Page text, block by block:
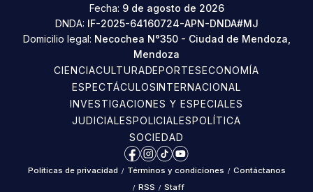
Fecha: 9 de agosto de 2026
DNDA: IF-2025-64160724-APN-DNDA#MJ
Domicilio legal: Necochea N°350 - Ciudad de Mendoza,
Mendoza
CIENCIACULTURADEPORTESECONOMÍA
ESPECTÁCULOSINTERNACIONAL
INVESTIGACIONES Y ESPECIALES
JUDICIALESPOLICIALESPOLÍTICA
SOCIEDAD
Facebook
Instagram
TikTokYouTube
Políticas de privacidad / Términos y condiciones / Contáctanos
/ RSS / Staff